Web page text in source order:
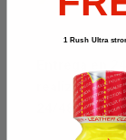
Entrega en
realizados
24/48h con
1 Rush Ultra